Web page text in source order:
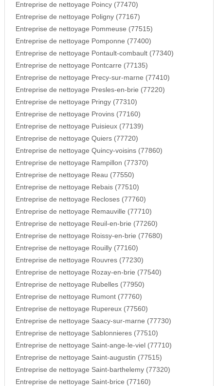
Entreprise de nettoyage Poincy (77470)
Entreprise de nettoyage Poligny (77167)
Entreprise de nettoyage Pommeuse (77515)
Entreprise de nettoyage Pomponne (77400)
Entreprise de nettoyage Pontault-combault (77340)
Entreprise de nettoyage Pontcarre (77135)
Entreprise de nettoyage Precy-sur-marne (77410)
Entreprise de nettoyage Presles-en-brie (77220)
Entreprise de nettoyage Pringy (77310)
Entreprise de nettoyage Provins (77160)
Entreprise de nettoyage Puisieux (77139)
Entreprise de nettoyage Quiers (77720)
Entreprise de nettoyage Quincy-voisins (77860)
Entreprise de nettoyage Rampillon (77370)
Entreprise de nettoyage Reau (77550)
Entreprise de nettoyage Rebais (77510)
Entreprise de nettoyage Recloses (77760)
Entreprise de nettoyage Remauville (77710)
Entreprise de nettoyage Reuil-en-brie (77260)
Entreprise de nettoyage Roissy-en-brie (77680)
Entreprise de nettoyage Rouilly (77160)
Entreprise de nettoyage Rouvres (77230)
Entreprise de nettoyage Rozay-en-brie (77540)
Entreprise de nettoyage Rubelles (77950)
Entreprise de nettoyage Rumont (77760)
Entreprise de nettoyage Rupereux (77560)
Entreprise de nettoyage Saacy-sur-marne (77730)
Entreprise de nettoyage Sablonnieres (77510)
Entreprise de nettoyage Saint-ange-le-viel (77710)
Entreprise de nettoyage Saint-augustin (77515)
Entreprise de nettoyage Saint-barthelemy (77320)
Entreprise de nettoyage Saint-brice (77160)